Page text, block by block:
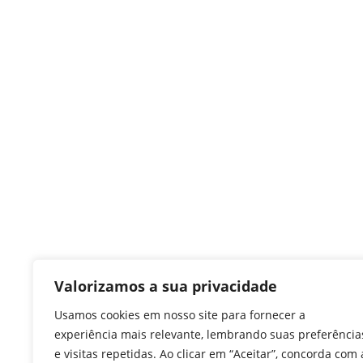
Valorizamos a sua privacidade
Usamos cookies em nosso site para fornecer a
experiência mais relevante, lembrando suas
e visitas repetidas. Ao clicar em “Aceitar”, concorda com